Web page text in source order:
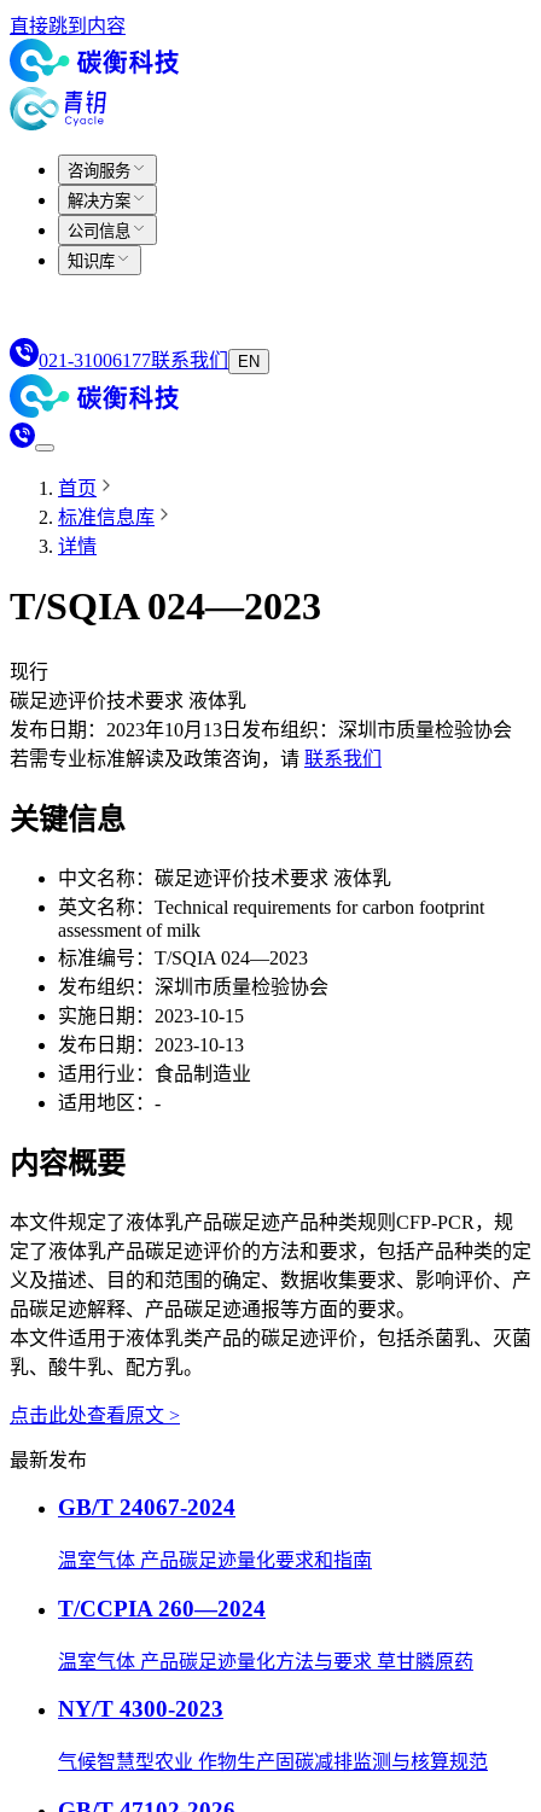
直接跳到内容
咨询服务
解决方案
公司信息
知识库
021-31006177联系我们 EN
首页
标准信息库
详情
T/SQIA 024—2023
现行
碳足迹评价技术要求 液体乳
发布日期： 2023年10月13日 发布组织： 深圳市质量检验协会
若需专业标准解读及政策咨询，请 联系我们
关键信息
中文名称： 碳足迹评价技术要求 液体乳
英文名称： Technical requirements for carbon footprint
assessment of milk
标准编号： T/SQIA 024—2023
发布组织： 深圳市质量检验协会
实施日期： 2023-10-15
发布日期： 2023-10-13
适用行业： 食品制造业
适用地区： -
内容概要
本文件规定了液体乳产品碳足迹产品种类规则CFP-PCR，规
定了液体乳产品碳足迹评价的方法和要求，包括产品种类的定
义及描述、目的和范围的确定、数据收集要求、影响评价、产
品碳足迹解释、产品碳足迹通报等方面的要求。
本文件适用于液体乳类产品的碳足迹评价，包括杀菌乳、灭菌
乳、酸牛乳、配方乳。
点击此处查看原文 >
最新发布
GB/T 24067-2024
温室气体 产品碳足迹量化要求和指南
T/CCPIA 260—2024
温室气体 产品碳足迹量化方法与要求 草甘膦原药
NY/T 4300-2023
气候智慧型农业 作物生产固碳减排监测与核算规范